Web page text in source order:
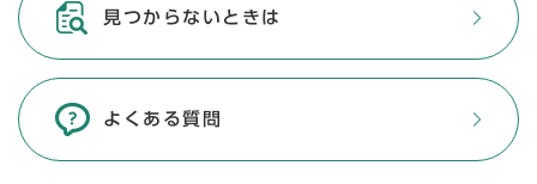
見つからないときは
よくある質問